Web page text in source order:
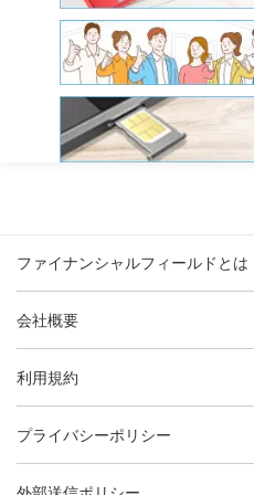
ファイナンシャルフィールドとは
会社概要
利用規約
プライバシーポリシー
外部送信ポリシー